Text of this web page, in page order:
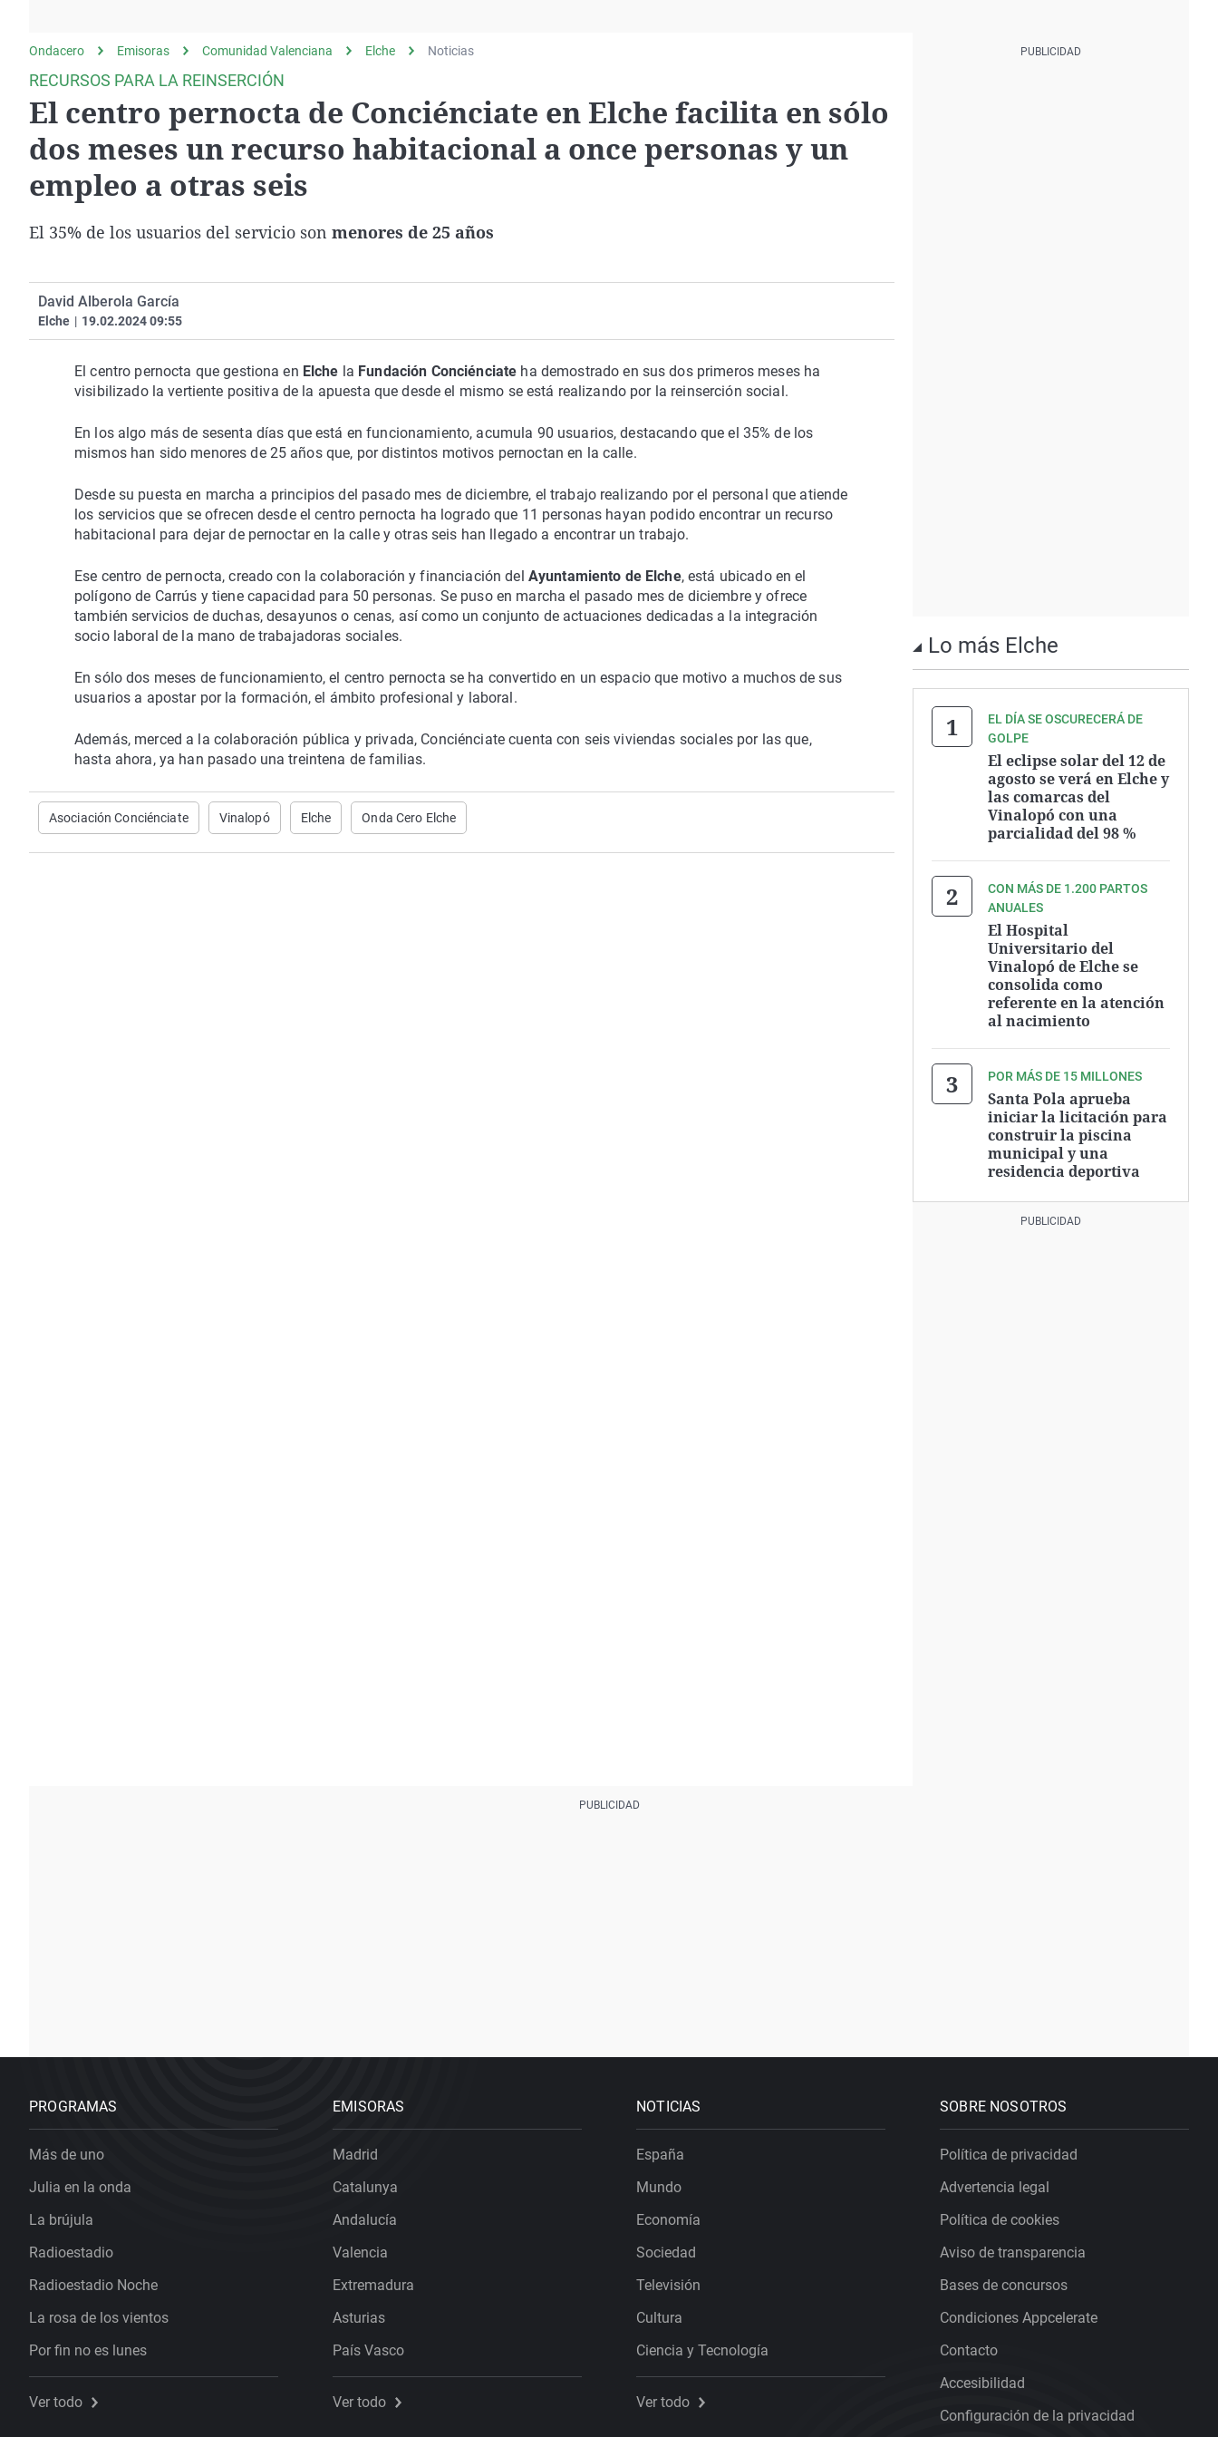
gato
Equipo de investigación
Operación Viuda
Negra
Navarra
Ondacero Emisoras Comunidad Valenciana Elche Noticias
RECURSOS PARA LA REINSERCIÓN
El centro pernocta de Conciénciate en Elche facilita en sólo
dos meses un recurso habitacional a once personas y un
empleo a otras seis
El 35% de los usuarios del servicio son menores de 25 años
David Alberola García
Elche | 19.02.2024 09:55
El centro pernocta que gestiona en Elche la Fundación Conciénciate ha demostrado en sus dos primeros meses ha
visibilizado la vertiente positiva de la apuesta que desde el mismo se está realizando por la reinserción social.
En los algo más de sesenta días que está en funcionamiento, acumula 90 usuarios, destacando que el 35% de los
mismos han sido menores de 25 años que, por distintos motivos pernoctan en la calle.
Desde su puesta en marcha a principios del pasado mes de diciembre, el trabajo realizando por el personal que atiende
los servicios que se ofrecen desde el centro pernocta ha logrado que 11 personas hayan podido encontrar un recurso
habitacional para dejar de pernoctar en la calle y otras seis han llegado a encontrar un trabajo.
Ese centro de pernocta, creado con la colaboración y financiación del Ayuntamiento de Elche, está ubicado en el
polígono de Carrús y tiene capacidad para 50 personas. Se puso en marcha el pasado mes de diciembre y ofrece
también servicios de duchas, desayunos o cenas, así como un conjunto de actuaciones dedicadas a la integración
socio laboral de la mano de trabajadoras sociales.
En sólo dos meses de funcionamiento, el centro pernocta se ha convertido en un espacio que motivo a muchos de sus
usuarios a apostar por la formación, el ámbito profesional y laboral.
Además, merced a la colaboración pública y privada, Conciénciate cuenta con seis viviendas sociales por las que,
hasta ahora, ya han pasado una treintena de familias.
Asociación Conciénciate Vinalopó Elche Onda Cero Elche
Lo más Elche
EL DÍA SE OSCURECERÁ DE
GOLPE
El eclipse solar del 12 de
agosto se verá en Elche y
las comarcas del
Vinalopó con una
parcialidad del 98 %
CON MÁS DE 1.200 PARTOS
ANUALES
El Hospital
Universitario del
Vinalopó de Elche se
consolida como
referente en la atención
al nacimiento
POR MÁS DE 15 MILLONES
Santa Pola aprueba
iniciar la licitación para
construir la piscina
municipal y una
residencia deportiva
PROGRAMAS
Más de uno
Julia en la onda
La brújula
Radioestadio
Radioestadio Noche
La rosa de los vientos
Por fin no es lunes
Ver todo
EMISORAS
Madrid
Catalunya
Andalucía
Valencia
Extremadura
Asturias
País Vasco
Ver todo
NOTICIAS
España
Mundo
Economía
Sociedad
Televisión
Cultura
Ciencia y Tecnología
Ver todo
SOBRE NOSOTROS
Política de privacidad
Advertencia legal
Política de cookies
Aviso de transparencia
Bases de concursos
Condiciones Appcelerate
Contacto
Accesibilidad
Configuración de la privacidad